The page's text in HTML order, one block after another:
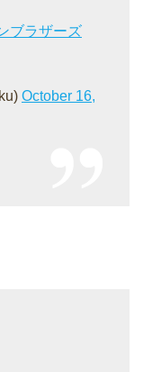
ブラザーズ
October 16,